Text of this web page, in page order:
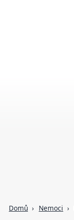
Domů Nemoci